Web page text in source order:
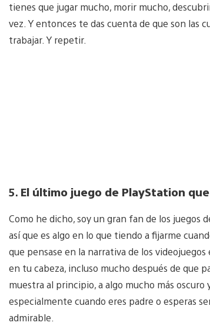
tienes que jugar mucho, morir mucho,
vez. Y entonces te das cuenta de que son las
trabajar. Y repetir.
5. El último juego de PlayStation
Como he dicho, soy un gran fan de los juegos
así que es algo en lo que tiendo a fijarme
que pensase en la narrativa de los videojuegos
en tu cabeza, incluso mucho después de que
muestra al principio, a algo mucho más
especialmente cuando eres padre o esperas
admirable.